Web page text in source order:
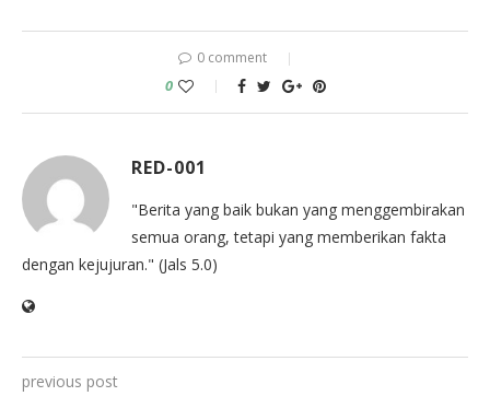
0 comment
0
RED-001
"Berita yang baik bukan yang menggembirakan
semua orang, tetapi yang memberikan fakta
dengan kejujuran." (Jals 5.0)
previous post